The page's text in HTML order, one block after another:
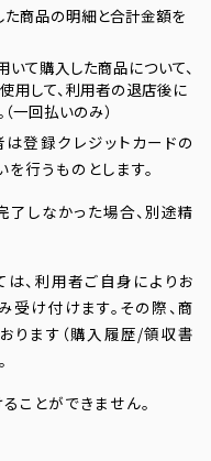
た商品の明細と合計金額を
て購入した商品について、
用して、利用者の退店後に
一回払いのみ）
登録クレジットカードの
行うものとします。
しなかった場合、別途精
、利用者ご自身によりお
け付けます。その際、商
ります（購入履歴/領収書
ことができません。